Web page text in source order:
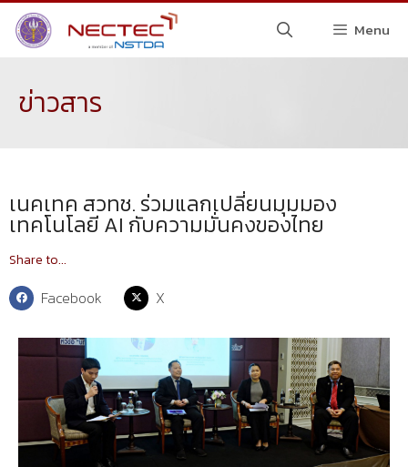
Menu
ข่าวสาร
เนคเทค สวทช. ร่วมแลกเปลี่ยนมุมมอง
เทคโนโลยี AI กับความมั่นคงของไทย
Share to...
Facebook X